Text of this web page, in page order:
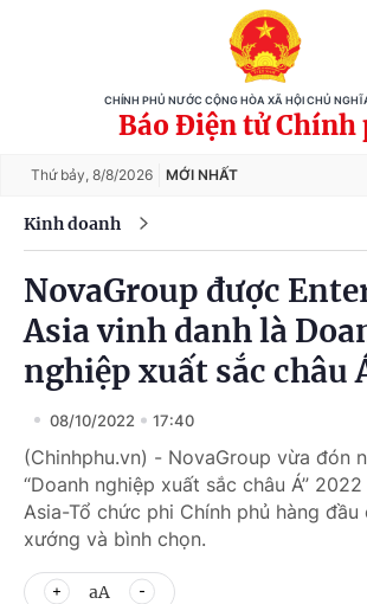
CHÍNH PHỦ NƯỚC CỘNG HÒA XÃ HỘI CHỦ
Báo Điện tử Chính
Thứ bảy, 8/8/2026 MỚI NHẤT
Kinh doanh
NovaGroup được
Asia vinh danh là
nghiệp xuất sắc châu
08/10/2022 17:40
(Chinhphu.vn) - NovaGroup vừa đón
“Doanh nghiệp xuất sắc châu Á”
Asia-Tổ chức phi Chính phủ hàng đầu
xướng và bình chọn.
aA